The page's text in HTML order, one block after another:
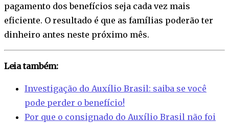
pagamento dos benefícios seja cada vez mais
eficiente. O resultado é que as famílias poderão ter
dinheiro antes neste próximo mês.
Leia também:
Investigação do Auxílio Brasil: saiba se você
pode perder o benefício!
Por que o consignado do Auxílio Brasil não foi